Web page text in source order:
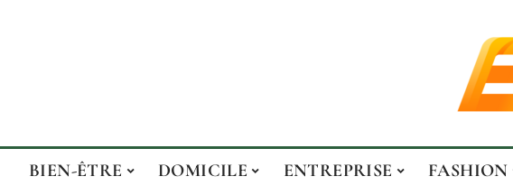
BIEN-ÊTRE DOMICILE ENTREPRISE FASHION